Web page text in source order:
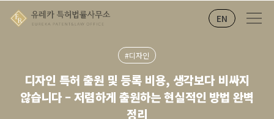
EN
#디자인
디자인 특허 출원 및 등록 비용, 생각보다 비싸지
않습니다 – 저렴하게 출원하는 현실적인 방법 완벽
정리